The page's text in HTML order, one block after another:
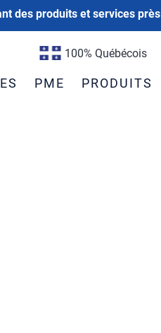
des produits et services
100% Québécois
PME PRODUITS